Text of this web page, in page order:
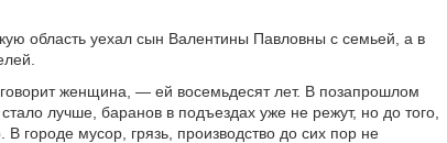
область уехал сын Валентины Павловны с семьей, а в
женщина, — ей восемьдесят лет. В позапрошлом
лучше, баранов в подъездах уже не режут, но до того,
городе мусор, грязь, производство до сих пор не